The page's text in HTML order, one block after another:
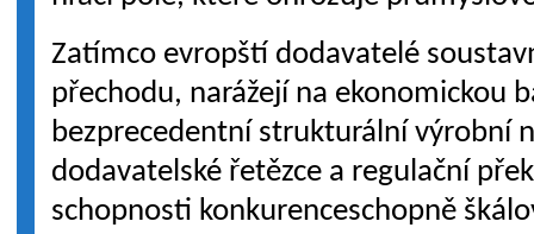
Zatímco evropští dodavatelé
přechodu, narážejí na ekonomickou
bezprecedentní strukturální výrobní
dodavatelské řetězce a regulační
schopnosti konkurenceschopně